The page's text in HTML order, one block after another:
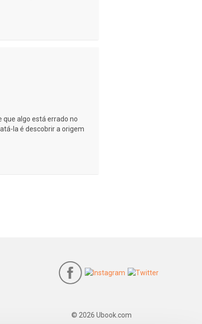
que algo está errado no
la é descobrir a origem
© 2026 Ubook.com